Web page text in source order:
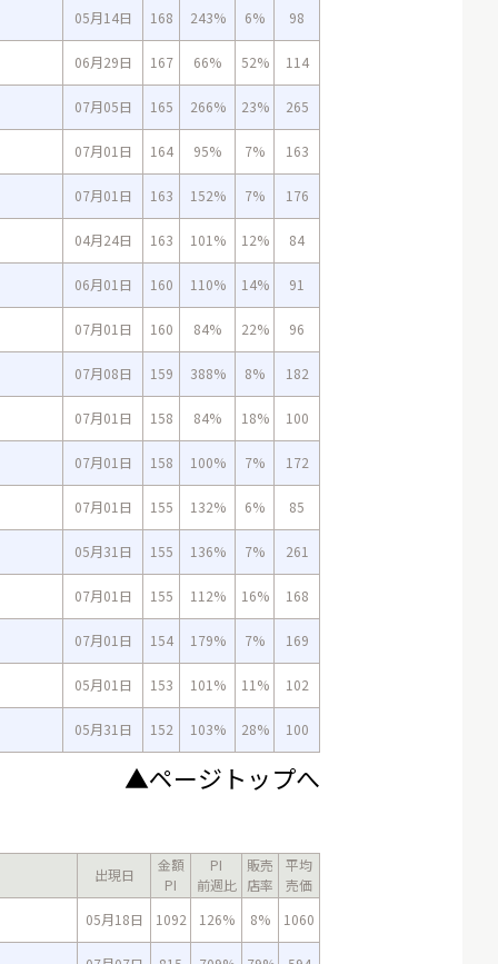
05月14日 168 243% 6% 98
06月29日 167 66% 52% 114
07月05日 165 266% 23% 265
07月01日 164 95% 7% 163
07月01日 163 152% 7% 176
04月24日 163 101% 12% 84
06月01日 160 110% 14% 91
07月01日 160 84% 22% 96
07月08日 159 388% 8% 182
07月01日 158 84% 18% 100
07月01日 158 100% 7% 172
07月01日 155 132% 6% 85
05月31日 155 136% 7% 261
07月01日 155 112% 16% 168
07月01日 154 179% 7% 169
05月01日 153 101% 11% 102
05月31日 152 103% 28% 100
▲ページトップへ
出現日
金額
PI
PI
前週比
販売
店率
平均
売価
05月18日
1092 126% 8% 1060